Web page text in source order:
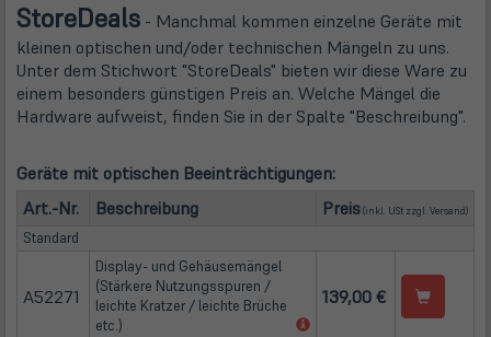
StoreDeals - Manchmal kommen einzelne Geräte mit
kleinen optischen und/oder technischen Mängeln zu uns.
Unter dem Stichwort "StoreDeals" bieten wir diese Ware zu
einem besonders günstigen Preis an. Welche Mängel die
Hardware aufweist, finden Sie in der Spalte "Beschreibung".
Geräte mit optischen Beeinträchtigungen:
Art.-Nr.
Beschreibung Preis(inkl. USt zzgl. Versand)
Standard
A52271
Display- und Gehäusemängel
(Stärkere Nutzungsspuren /
leichte Kratzer / leichte Brüche
etc.)
(öffnet
139,00 €